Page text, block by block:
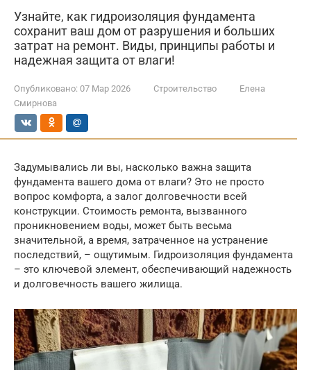
Узнайте, как гидроизоляция фундамента
сохранит ваш дом от разрушения и больших
затрат на ремонт. Виды, принципы работы и
надежная защита от влаги!
Опубликовано: 07 Мар 2026 Строительство
Елена
Смирнова
Задумывались ли вы, насколько важна защита
фундамента вашего дома от влаги? Это не просто
вопрос комфорта, а залог долговечности всей
конструкции. Стоимость ремонта, вызванного
проникновением воды, может быть весьма
значительной, а время, затраченное на устранение
последствий, – ощутимым. Гидроизоляция фундамента
– это ключевой элемент, обеспечивающий надежность
и долговечность вашего жилища.